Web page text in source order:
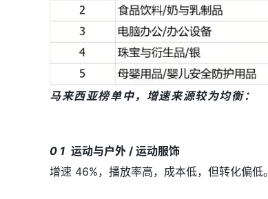
马来西亚榜单中，增速来源较为均衡：
01 运动与户外 / 运动服饰
增速 46%，播放率高，成本低，但转化偏低。